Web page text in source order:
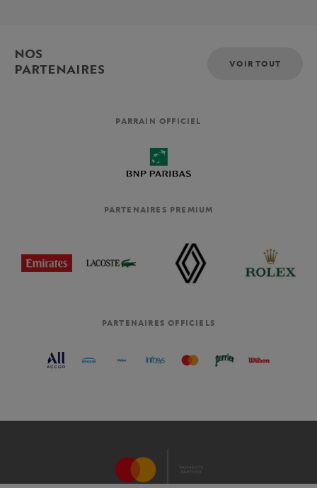
NOS
PARTENAIRES
VOIR TOUT
PARRAIN OFFICIEL
PARTENAIRES PREMIUM
PARTENAIRES OFFICIELS